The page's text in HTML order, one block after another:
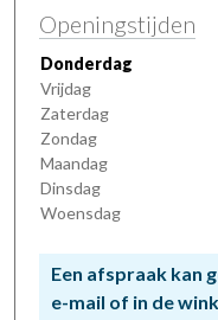
Openingstijden
Donderdag
Vrijdag
Zaterdag
Zondag
Maandag
Dinsdag
Woensdag
Een afspraak kan
e-mail of in de